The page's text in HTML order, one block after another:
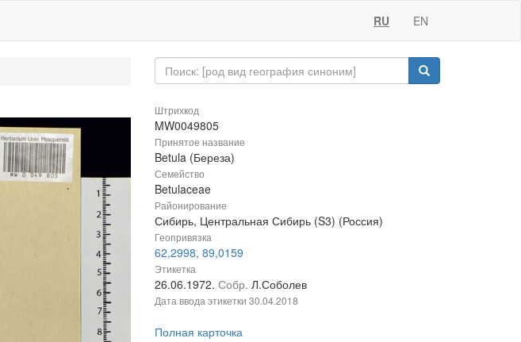
RU EN
Штрихкод
MW0049805
Принятое название
Betula (Береза)
Семейство
Betulaceae
Районирование
Сибирь, Центральная Сибирь (S3) (Россия)
Геопривязка
62,2998, 89,0159
Этикетка
26.06.1972. Собр. Л.Соболев
Дата ввода этикетки 30.04.2018
Полная карточка